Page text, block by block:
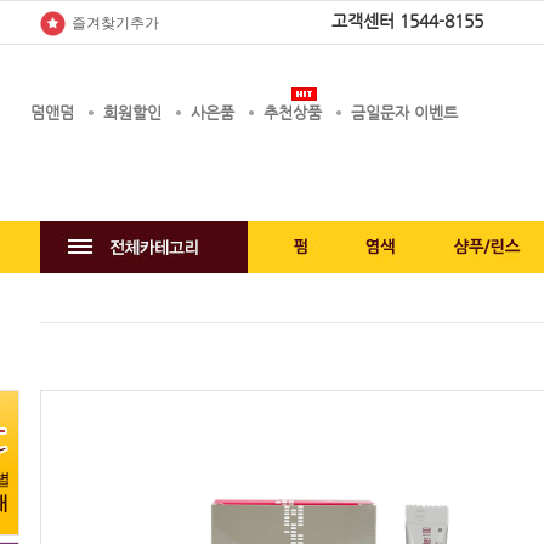
즐겨찾기추가 고객센터 1544-8155
덤앤덤 회원할인 사은품 추천상품 금일문자 이벤트